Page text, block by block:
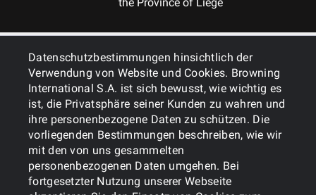
Datenschutzbestimmungen hinsichtlich der
Verwendung von Website und Cookies. Browning
International S.A. ist sich bewusst, wie wichtig es
ist, die Privatsphäre seiner Kunden zu wahren und
ihre personenbezogene Daten zu schützen. Die
vorliegenden Bestimmungen beschreiben, wie wir
mit den von uns gesammelten
personenbezogenen Daten umgehen. Bei
fortgesetzter Nutzung unserer Webseite
ALLGEMEINES
DIENSTLEISTUNGEN